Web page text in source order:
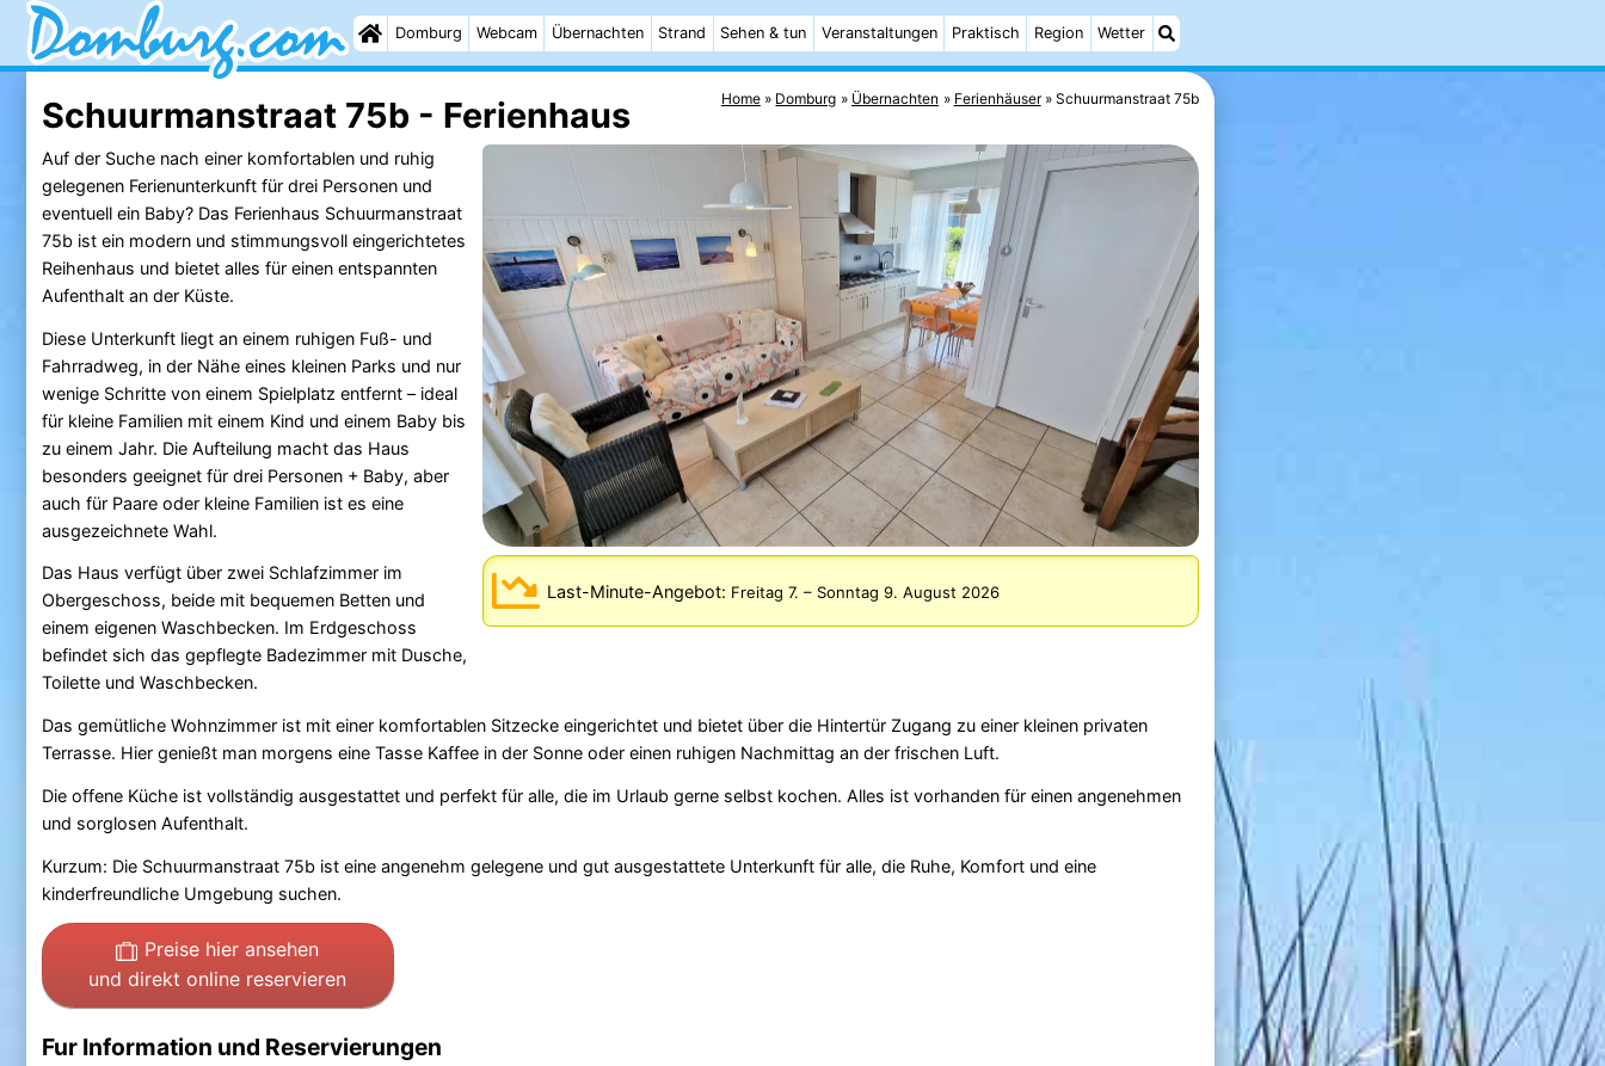
Domburg Webcam Übernachten Strand Sehen & tun Veranstaltungen Praktisch Region Wetter
Home Domburg Übernachten Ferienhäuser Schuurmanstraat 75b
Schuurmanstraat 75b - Ferienhaus
Last-Minute-Angebot: Freitag 7. – Sonntag 9. August 2026
Auf der Suche nach einer komfortablen und ruhig
gelegenen Ferienunterkunft für drei Personen und
eventuell ein Baby? Das Ferienhaus Schuurmanstraat
75b ist ein modern und stimmungsvoll eingerichtetes
Reihenhaus und bietet alles für einen entspannten
Aufenthalt an der Küste.
Diese Unterkunft liegt an einem ruhigen Fuß- und
Fahrradweg, in der Nähe eines kleinen Parks und nur
wenige Schritte von einem Spielplatz entfernt – ideal
für kleine Familien mit einem Kind und einem Baby bis
zu einem Jahr. Die Aufteilung macht das Haus
besonders geeignet für drei Personen + Baby, aber
auch für Paare oder kleine Familien ist es eine
ausgezeichnete Wahl.
Das Haus verfügt über zwei Schlafzimmer im
Obergeschoss, beide mit bequemen Betten und
einem eigenen Waschbecken. Im Erdgeschoss
befindet sich das gepflegte Badezimmer mit Dusche,
Toilette und Waschbecken.
Das gemütliche Wohnzimmer ist mit einer komfortablen Sitzecke eingerichtet und bietet über die Hintertür Zugang zu einer kleinen privaten
Terrasse. Hier genießt man morgens eine Tasse Kaffee in der Sonne oder einen ruhigen Nachmittag an der frischen Luft.
Die offene Küche ist vollständig ausgestattet und perfekt für alle, die im Urlaub gerne selbst kochen. Alles ist vorhanden für einen angenehmen
und sorglosen Aufenthalt.
Kurzum: Die Schuurmanstraat 75b ist eine angenehm gelegene und gut ausgestattete Unterkunft für alle, die Ruhe, Komfort und eine
kinderfreundliche Umgebung suchen.
Preise hier ansehen
und direkt online reservieren
Fur Information und Reservierungen